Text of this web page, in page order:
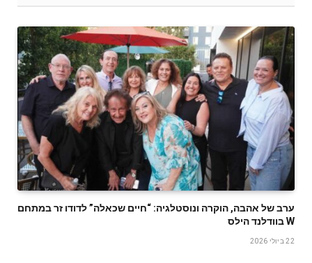
ערב של אהבה, הוקרה ונוסטלגיה: “חיים שכאלה” לדודו זר במתחם
W בוודלנד הילס
22 ביולי 2026